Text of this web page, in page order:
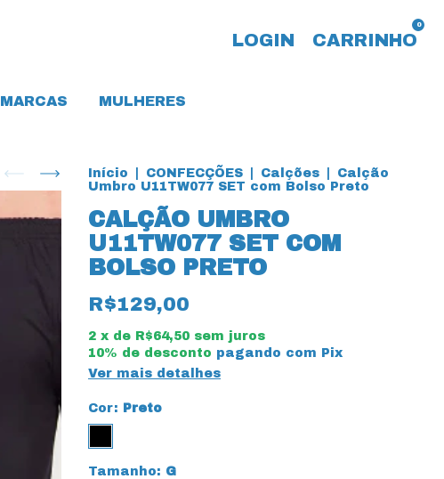
LOGIN CARRINHO
0
MARCAS MULHERES
Início CONFECÇÕES Calções
Calção
Umbro U11TW077 SET com Bolso Preto
CALÇÃO UMBRO
U11TW077 SET COM
BOLSO PRETO
R$129,00
2 x de R$64,50 sem juros
10% de desconto pagando com Pix
Ver mais detalhes
Cor: Preto
Tamanho: G